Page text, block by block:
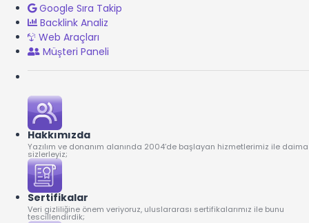
Google Sıra Takip
Backlink Analiz
Web Araçları
Müşteri Paneli
Hakkımızda
Yazılım ve donanım alanında 2004’de başlayan hizmetlerimiz ile daima
sizlerleyiz;
Sertifikalar
Veri gizliliğine önem veriyoruz, uluslararası sertifikalarımız ile bunu
tescillendirdik;